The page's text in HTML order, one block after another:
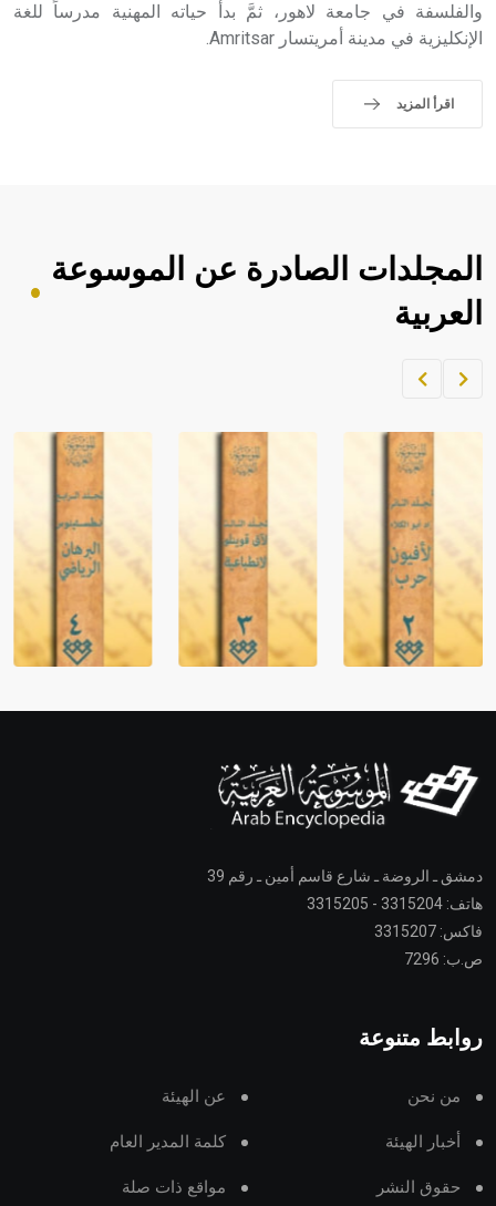
والفلسفة في جامعة لاهور، ثمَّ بدأ حياته المهنية مدرساً للغة
الإنكليزية في مدينة أمريتسار Amritsar.
اقرأ المزيد
المجلدات الصادرة عن الموسوعة
العربية
دمشق ـ الروضة ـ شارع قاسم أمين ـ رقم 39
هاتف: 3315204 - 3315205
فاكس: 3315207
ص.ب: 7296
روابط متنوعة
من نحن عن الهيئة
أخبار الهيئة كلمة المدير العام
حقوق النشر مواقع ذات صلة